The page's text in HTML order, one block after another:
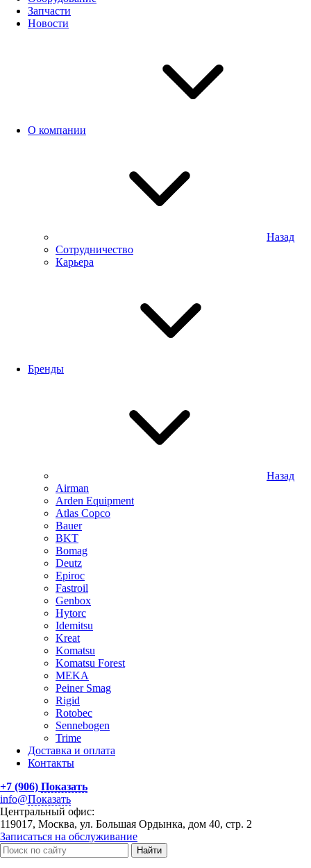
Запчасти
Новости
О компании
Назад
Сотрудничество
Карьера
Бренды
Назад
Airman
Arden Equipment
Atlas Сopco
Bauer
BKT
Bomag
Deutz
Epiroc
Fastroil
Genbox
Hytorc
Idemitsu
Kreat
Komatsu
Komatsu Forest
MEKA
Peiner Smag
Rigid
Rotobec
Sennebogen
Trime
Доставка и оплата
Контакты
+7 (906) Показать
info@Показать
Центральный офис:
119017, Москва, ул. Большая Ордынка, дом 40, стр. 2
Записаться на обслуживание
Найти